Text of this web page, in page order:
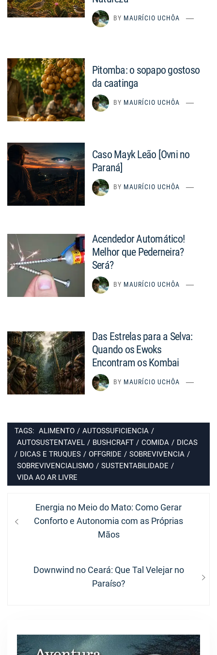
BY MAURÍCIO UCHÔA
Pitomba: o sopapo gostoso
da caatinga
BY MAURÍCIO UCHÔA
Caso Mayk Leão [Ovni no
Paraná]
BY MAURÍCIO UCHÔA
Acendedor Automático!
Melhor que Pederneira?
Será?
BY MAURÍCIO UCHÔA
Das Estrelas para a Selva:
Quando os Ewoks
Encontram os Kombai
BY MAURÍCIO UCHÔA
TAGS: ALIMENTO / AUTOSSUFICIENCIA /
AUTOSUSTENTAVEL / BUSHCRAFT / COMIDA / DICAS
/ DICAS E TRUQUES / OFFGRIDE / SOBREVIVENCIA /
SOBREVIVENCIALISMO / SUSTENTABILIDADE /
VIDA AO AR LIVRE
Navegação
de
Previous
post:
Energia no Meio do Mato: Como Gerar
Conforto e Autonomia com as Próprias
Mãos
Next
Downwind no Ceará: Que Tal Velejar no
Paraíso?